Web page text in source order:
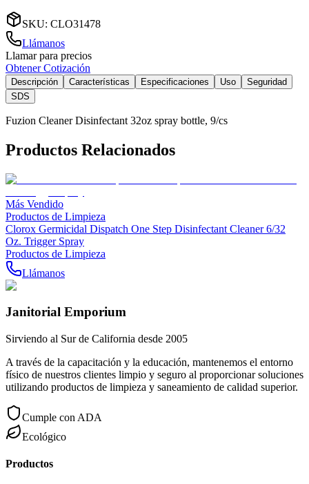
SKU: CLO31478
Llámanos
Llamar para precios
Obtener Cotización
Descripción Características Especificaciones Uso
Seguridad
SDS
Fuzion Cleaner Disinfectant 32oz spray bottle, 9/cs
Productos Relacionados
Más Vendido
Productos de Limpieza
Clorox Germicidal Dispatch One Step Disinfectant Cleaner 6/32
Oz. Trigger Spray
Productos de Limpieza
Llámanos
Janitorial Emporium
Sirviendo al Sur de California desde 2005
A través de la capacitación y la educación, mantenemos el entorno
físico de nuestros clientes limpio y seguro al proporcionar soluciones
utilizando productos de limpieza y saneamiento de calidad superior.
Cumple con ADA
Ecológico
Productos